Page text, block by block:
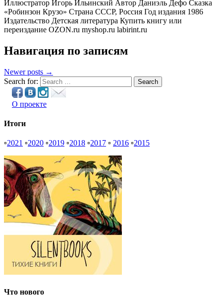
Иллюстратор Игорь Ильинский Автор Даниэль Дефо Сказка
«Робинзон Крузо» Страна СССР, Россия Год издания 1986
Издательство Детская литература Купить книгу или
переиздание OZON.ru myshop.ru labirint.ru
Навигация по записям
Newer posts →
Search for:
Search
О проекте
Итоги
▫2021 ▫2020 ▫2019 ▫2018 ▫2017 ▫ 2016 ▫2015
Что нового